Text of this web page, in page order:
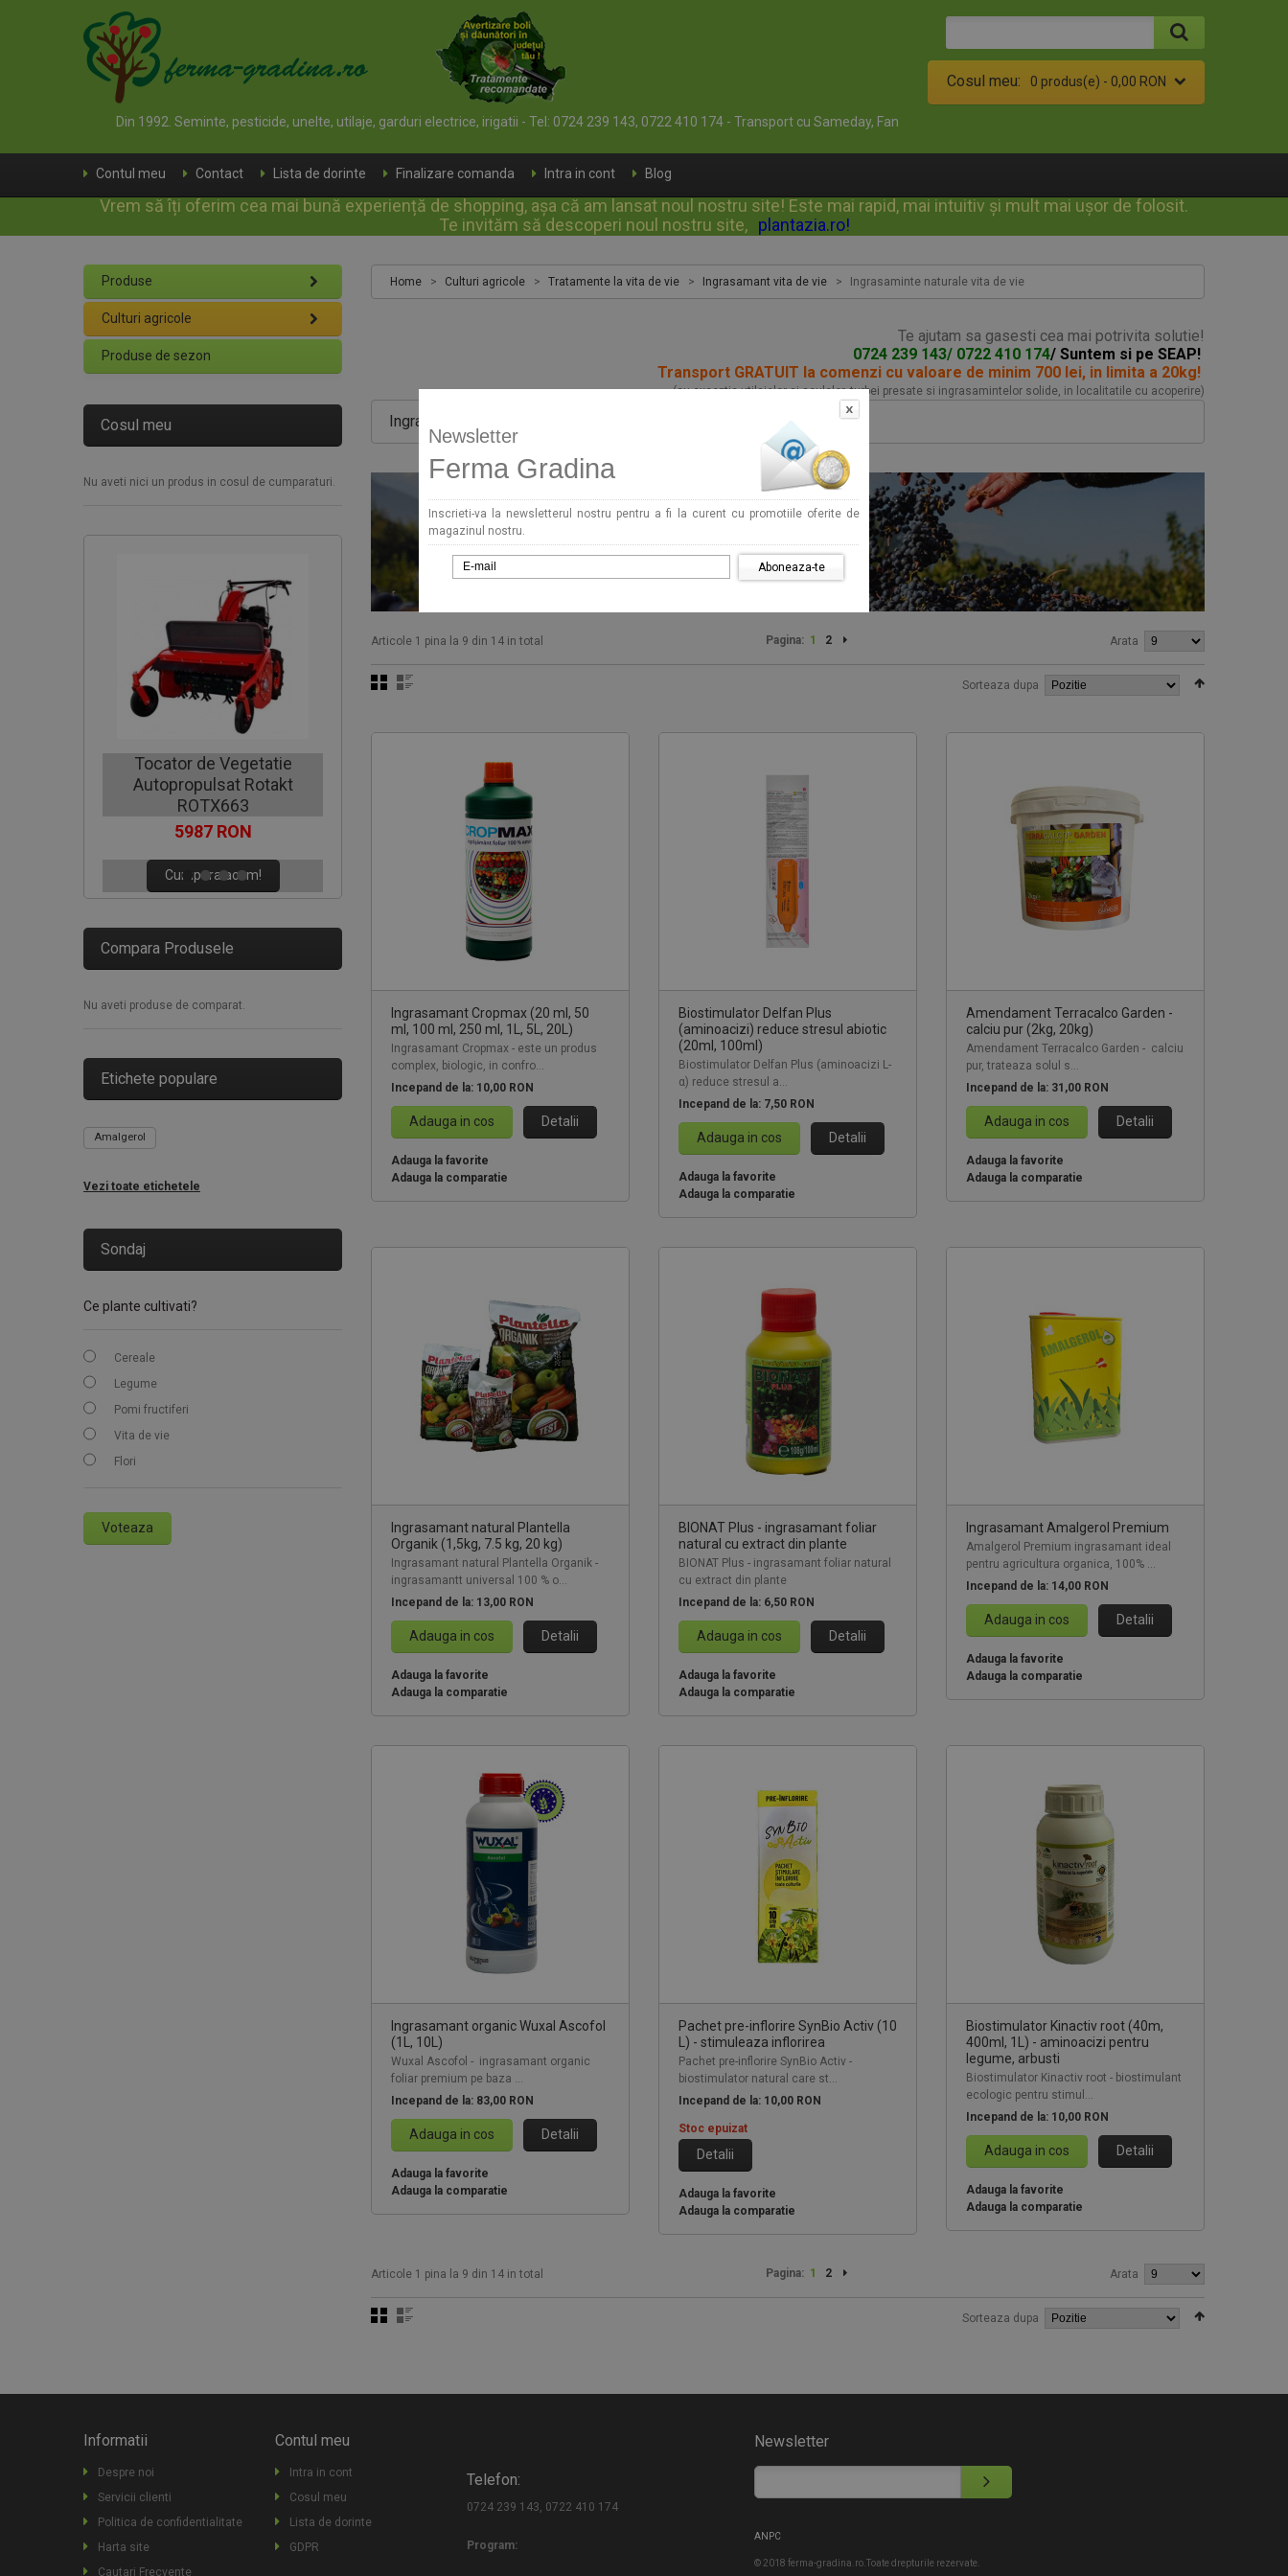
Cosul meu: 0 produs(e) - 0,00 RON
Din 1992. Seminte, pesticide, unelte, utilaje, garduri electrice, irigatii - Tel: 0724 239 143, 0722 410 174 - Transport cu Sameday, Fan
Contul meu Contact Lista de dorinte Finalizare comanda Intra in cont Blog
Vrem să îți oferim cea mai bună experiență de shopping, așa că am lansat noul nostru site! Este mai rapid, mai intuitiv și mult mai ușor de folosit.
Te invităm să descoperi noul nostru site, plantazia.ro!
Home > Culturi agricole > Tratamente la vita de vie > Ingrasamant vita de vie > Ingrasaminte naturale vita de vie
Te ajutam sa gasesti cea mai potrivita solutie!
0724 239 143/ 0722 410 174/ Suntem si pe SEAP!
Transport GRATUIT la comenzi cu valoare de minim 700 lei, in limita a 20kg!
(cu exceptia utilajelor si sculelor, turbei presate si ingrasamintelor solide, in localitatile cu acoperire)
Ingrasaminte naturale vita de vie
Articole 1 pina la 9 din 14 in total Arata
Pagina: 1 2
Sorteaza dupa
Ingrasamant Cropmax (20 ml, 50
ml, 100 ml, 250 ml, 1L, 5L, 20L)
Ingrasamant Cropmax - este un produs
complex, biologic, in confro...
Incepand de la: 10,00 RON
Adauga in cos Detalii
Adauga la favorite
Adauga la comparatie
Biostimulator Delfan Plus
(aminoacizi) reduce stresul abiotic
(20ml, 100ml)
Biostimulator Delfan Plus (aminoacizi L-
α) reduce stresul a...
Incepand de la: 7,50 RON
Adauga in cos Detalii
Adauga la favorite
Adauga la comparatie
Amendament Terracalco Garden -
calciu pur (2kg, 20kg)
Amendament Terracalco Garden - calciu
pur, trateaza solul s...
Incepand de la: 31,00 RON
Adauga in cos Detalii
Adauga la favorite
Adauga la comparatie
Ingrasamant natural Plantella
Organik (1,5kg, 7.5 kg, 20 kg)
Ingrasamant natural Plantella Organik -
ingrasamantt universal 100 % o...
Incepand de la: 13,00 RON
Adauga in cos Detalii
Adauga la favorite
Adauga la comparatie
BIONAT Plus - ingrasamant foliar
natural cu extract din plante
BIONAT Plus - ingrasamant foliar natural
cu extract din plante
Incepand de la: 6,50 RON
Adauga in cos Detalii
Adauga la favorite
Adauga la comparatie
Ingrasamant Amalgerol Premium
Amalgerol Premium ingrasamant ideal
pentru agricultura organica, 100% ...
Incepand de la: 14,00 RON
Adauga in cos Detalii
Adauga la favorite
Adauga la comparatie
Ingrasamant organic Wuxal Ascofol
(1L, 10L)
Wuxal Ascofol - ingrasamant organic
foliar premium pe baza ...
Incepand de la: 83,00 RON
Adauga in cos Detalii
Adauga la favorite
Adauga la comparatie
Pachet pre-inflorire SynBio Activ (10
L) - stimuleaza inflorirea
Pachet pre-inflorire SynBio Activ -
biostimulator natural care st...
Incepand de la: 10,00 RON
Stoc epuizat
Detalii
Adauga la favorite
Adauga la comparatie
Biostimulator Kinactiv root (40m,
400ml, 1L) - aminoacizi pentru
legume, arbusti
Biostimulator Kinactiv root - biostimulant
ecologic pentru stimul...
Incepand de la: 10,00 RON
Adauga in cos Detalii
Adauga la favorite
Adauga la comparatie
Articole 1 pina la 9 din 14 in total Arata
Pagina: 1 2
Sorteaza dupa
Produse
Culturi agricole
Produse de sezon
Cosul meu
Nu aveti nici un produs in cosul de cumparaturi.
Tocator de Vegetatie
Autopropulsat Rotakt
ROTX663
5987 RON
Cumpara acum!
Motocoasa Dac 210 2T, 1.7 CP
Cumpara acum!
Seminte ardei Whitney F1 500
Cumpara acum!
Seminte tomate Tomsk F1 1000
Cumpara acum!
Compara Produsele
Nu aveti produse de comparat.
Etichete populare
Amalgerol
Vezi toate etichetele
Sondaj
Ce plante cultivati?
Cereale
Legume
Pomi fructiferi
Vita de vie
Flori
Voteaza
Informatii
Despre noi
Servicii clienti
Politica de confidentialitate
Harta site
Cautari Frecvente
Contul meu
Intra in cont
Cosul meu
Lista de dorinte
GDPR
Telefon:
0724 239 143, 0722 410 174
Program:
Newsletter
ANPC
© 2018 ferma-gradina.ro.Toate drepturile rezervate.
Newsletter
Ferma Gradina
Inscrieti-va la newsletterul nostru pentru a fi la curent cu promotiile oferite de
magazinul nostru.
Aboneaza-te